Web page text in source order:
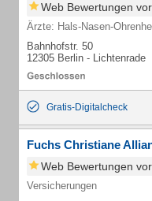
Web Bewertungen
Ärzte: Hals-Nasen-
Bahnhofstr. 50
12305 Berlin - Lichtenrade
Gratis-Digitalcheck
Fuchs Christiane
Web Bewertungen
Versicherungen